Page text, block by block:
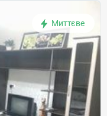
Миттєве